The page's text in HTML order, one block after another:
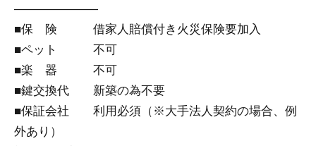
―――――――
■保 険 借家人賠償付き火災保険要加入
■ペット 不可
■楽 器 不可
■鍵交換代 新築の為不要
■保証会社 利用必須（※大手法人契約の場合、例
外あり）